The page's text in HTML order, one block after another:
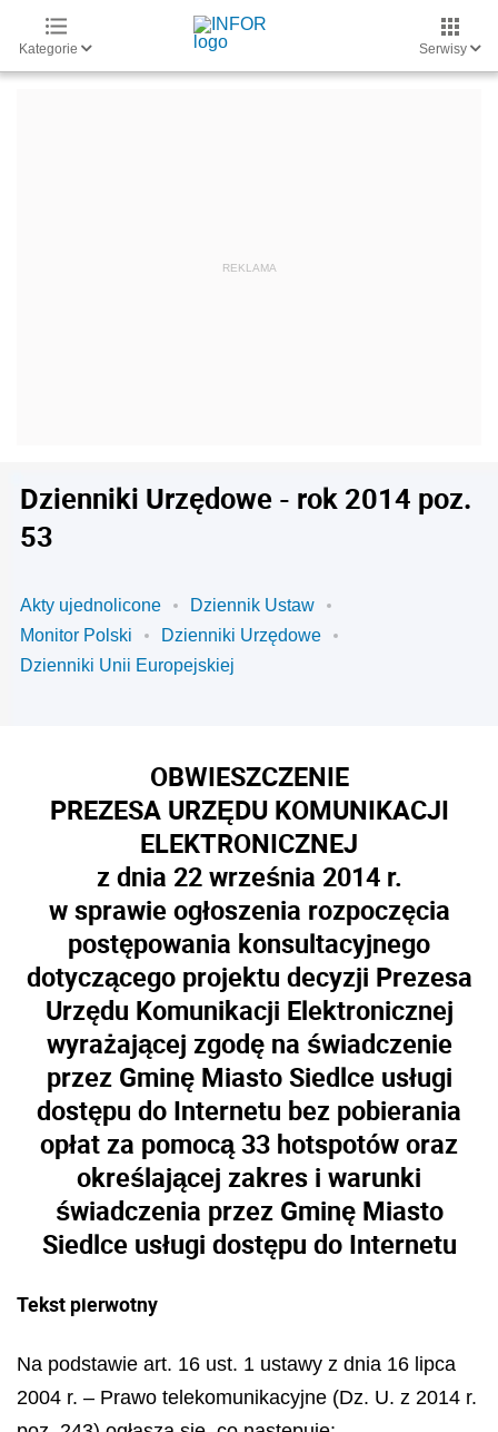
Kategorie Serwisy
Dzienniki Urzędowe - rok 2014 poz.
53
Akty ujednolicone
Dziennik Ustaw
Monitor Polski
Dzienniki Urzędowe
Dzienniki Unii Europejskiej
OBWIESZCZENIE
PREZESA URZĘDU KOMUNIKACJI
ELEKTRONICZNEJ
z dnia 22 września 2014 r.
w sprawie ogłoszenia rozpoczęcia
postępowania konsultacyjnego
dotyczącego projektu decyzji Prezesa
Urzędu Komunikacji Elektronicznej
wyrażającej zgodę na świadczenie
przez Gminę Miasto Siedlce usługi
dostępu do Internetu bez pobierania
opłat za pomocą 33 hotspotów oraz
określającej zakres i warunki
świadczenia przez Gminę Miasto
Siedlce usługi dostępu do Internetu
Tekst pierwotny
Na podstawie art. 16 ust. 1 ustawy z dnia 16 lipca
2004 r. – Prawo telekomunikacyjne (Dz. U. z 2014 r.